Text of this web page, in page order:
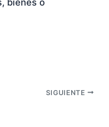
SIGUIENTE